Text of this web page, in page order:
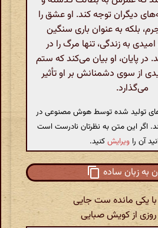
دیگران توجه کند. او عشق را
بلکه به عنوان باری سنگین
به زندگی، تنها مرگ را در
پایان، او بیان می‌کند که ستم
از سوی دشمنانش بر او تأثیر
می‌گذارد.
تولید شده توسط هوش مصنوعی در
اگر این متن به نظرتان نادرست است
آن را ویرایشکنید.
به زبان ساده
با یکی مانده ست جایی
روزی از کویش صبایی